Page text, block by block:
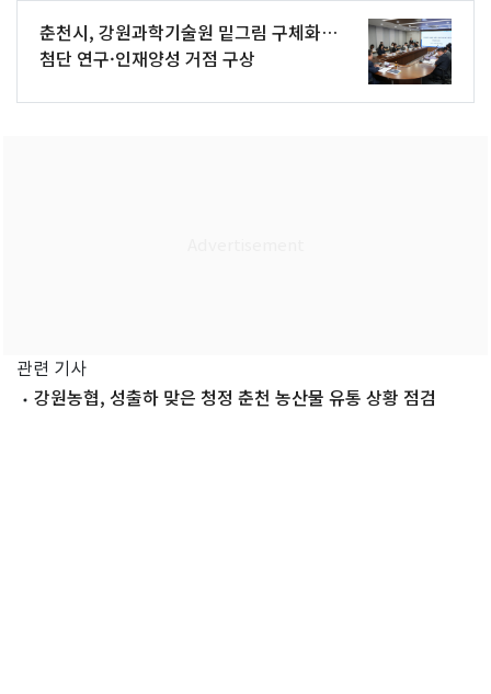
춘천시, 강원과학기술원 밑그림 구체화…
첨단 연구·인재양성 거점 구상
관련 기사
강원농협, 성출하 맞은 청정 춘천 농산물 유통 상황 점검